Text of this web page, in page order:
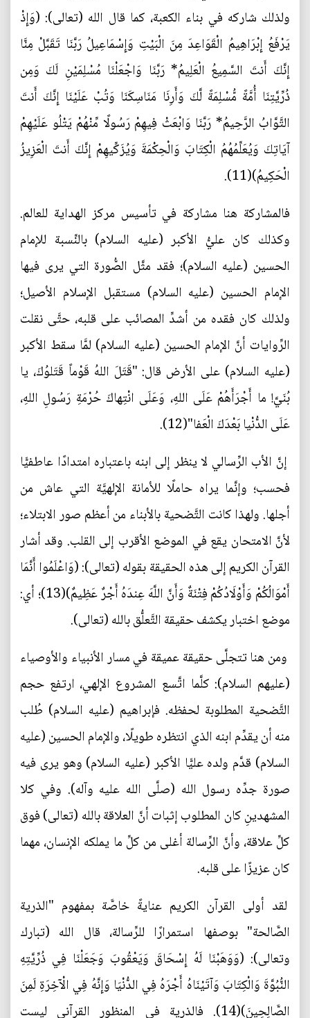
ولذلك شاركه في بناء الكعبة، كما قال الله (تعالى): (وَإِذْ
يَرْفَعُ إِبْرَاهِيمُ الْقَوَاعِدَ مِنَ الْبَيْتِ وَإِسْمَاعِيلُ رَبَّنَا تَقَبَّلْ مِنَّا
إِنَّكَ أَنتَ السَّمِيعُ الْعَلِيمُ* رَبَّنَا وَاجْعَلْنَا مُسْلِمَيْنِ لَكَ وَمِن
ذُرِّيَّتِنَا أُمَّةً مُّسْلِمَةً لَّكَ وَأَرِنَا مَنَاسِكَنَا وَتُبْ عَلَيْنَا إِنَّكَ أَنتَ
التَّوَّابُ الرَّحِيمُ* رَبَّنَا وَابْعَثْ فِيهِمْ رَسُولًا مِّنْهُمْ يَتْلُو عَلَيْهِمْ
آيَاتِكَ وَيُعَلِّمُهُمُ الْكِتَابَ وَالْحِكْمَةَ وَيُزَكِّيهِمْ إِنَّكَ أَنتَ الْعَزِيزُ
الْحَكِيمُ)(11).
فالمشاركة هنا مشاركة في تأسيس مركز الهداية للعالم.
وكذلك كان عليُّ الأكبر (عليه السلام) بالنِّسبة للإمام
الحسين (عليه السلام)؛ فقد مثَّل الصُّورة التي يرى فيها
الإمام الحسين (عليه السلام) مستقبل الإسلام الأصيل؛
ولذلك كان فقده من أشدِّ المصائب على قلبه، حتَّى نقلت
الرِّوايات أنَّ الإمام الحسين (عليه السلام) لمَّا سقط الأكبر
(عليه السلام) على الأرض قال: "قَتَلَ اللهُ قَوْماً قَتَلوُكَ، يا
بُنَيَّ! ما أَجْرَأَهُمْ عَلَى اللهِ، وَعَلَى انْتِهاكَ حُرْمَةِ رَسُولِ اللهِ،
عَلَى الدُّنْيا بَعْدَكَ الْعَفا"(12).
إنَّ الأب الرِّسالي لا ينظر إلى ابنه باعتباره امتدادًا عاطفيًّا
فحسب؛ وإنَّما يراه حاملًا للأمانة الإلهيَّة التي عاش من
أجلها. ولهذا كانت التَّضحية بالأبناء من أعظم صور الابتلاء؛
لأنَّ الامتحان يقع في الموضع الأقرب إلى القلب. وقد أشار
القرآن الكريم إلى هذه الحقيقة بقوله (تعالى): (وَاعْلَمُوا أَنَّمَا
أَمْوَالُكُمْ وَأَوْلَادُكُمْ فِتْنَةٌ وَأَنَّ اللَّهَ عِندَهُ أَجْرٌ عَظِيمٌ)(13)؛ أي:
موضع اختبار يكشف حقيقة التَّعلُّق بالله (تعالى).
ومن هنا تتجلَّى حقيقة عميقة في مسار الأنبياء والأوصياء
(عليهم السلام): كلَّما اتَّسع المشروع الإلهي، ارتفع حجم
التَّضحية المطلوبة لحفظه. فإبراهيم (عليه السلام) طُلب
منه أن يقدِّم ابنه الذي انتظره طويلًا، والإمام الحسين (عليه
السلام) قدَّم ولده عليًّا الأكبر (عليه السلام) وهو يرى فيه
صورة جدِّه رسول الله (صلَّى الله عليه وآله). وفي كلا
المشهدينِ كان المطلوب إثبات أنَّ العلاقة بالله (تعالى) فوق
كلِّ علاقة، وأنَّ الرِّسالة أغلى من كلِّ ما يملكه الإنسان، مهما
كان عزيزًا على قلبه.
لقد أولى القرآن الكريم عنايةً خاصَّة بمفهوم "الذرية
الصَّالحة" بوصفها استمرارًا للرِّسالة، قال الله (تبارك
وتعالى): (وَوَهَبْنَا لَهُ إِسْحَاقَ وَيَعْقُوبَ وَجَعَلْنَا فِي ذُرِّيَّتِهِ
النُّبُوَّةَ وَالْكِتَابَ وَآتَيْنَاهُ أَجْرَهُ فِي الدُّنْيَا وَإِنَّهُ فِي الْآخِرَةِ لَمِنَ
الصَّالِحِينَ)(14). فالذرية في المنظور القرآني ليست